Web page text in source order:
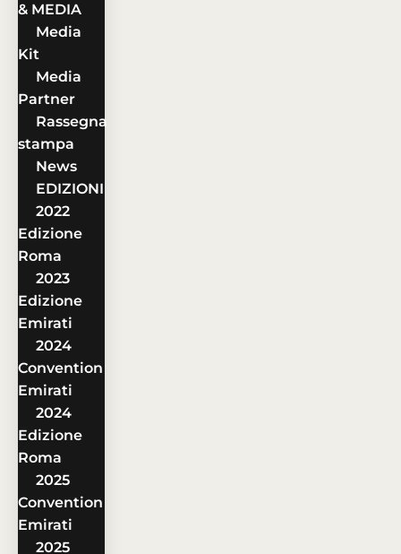
& MEDIA
Media
Kit
Media
Partner
Rassegna
stampa
News
EDIZIONI
2022
Edizione
Roma
2023
Edizione
Emirati
2024
Convention
Emirati
2024
Edizione
Roma
2025
Convention
Emirati
2025